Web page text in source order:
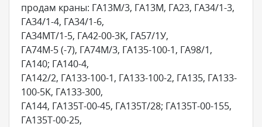
продам краны: ГА13M/3, ГA13M, ГA23, ГA34/1-3,
ГA34/1-4, ГA34/1-6,
ГA34MT/1-5, ГA42-00-3K, ГA57/1У,
ГA74M-5 (-7), ГA74M/3, ГA135-100-1, ГA98/1,
ГA140; ГA140-4,
ГA142/2, ГА133-100-1, ГА133-100-2, ГA135, ГA133-
100-5K, ГA133-300,
ГА144, ГА135Т-00-45, ГА135Т/28; ГA135T-00-155,
ГA135T-00-25,